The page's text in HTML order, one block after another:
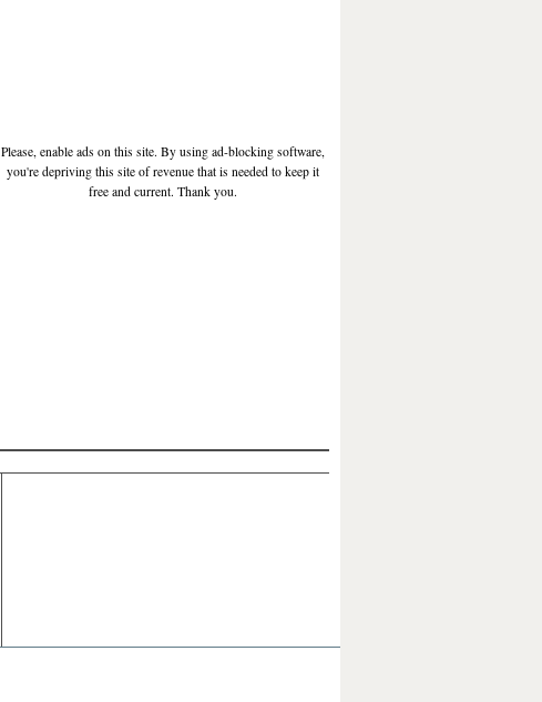
Please, enable ads on this site. By using ad-blocking software,
you're depriving this site of revenue that is needed to keep it
free and current. Thank you.